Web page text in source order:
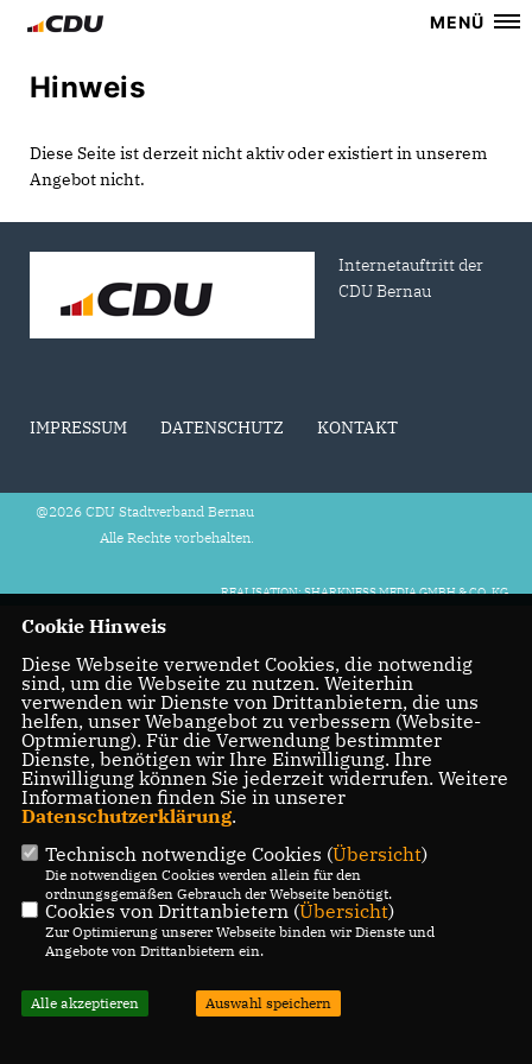
MENÜ
Hinweis
Diese Seite ist derzeit nicht aktiv oder existiert in unserem
Angebot nicht.
Internetauftritt der
CDU Bernau
IMPRESSUM DATENSCHUTZ KONTAKT
@2026 CDU Stadtverband Bernau
Alle Rechte vorbehalten.
REALISATION: SHARKNESS MEDIA GMBH & CO. KG
Cookie Hinweis
Diese Webseite verwendet Cookies, die notwendig
sind, um die Webseite zu nutzen. Weiterhin
verwenden wir Dienste von Drittanbietern, die uns
helfen, unser Webangebot zu verbessern (Website-
Optmierung). Für die Verwendung bestimmter
Dienste, benötigen wir Ihre Einwilligung. Ihre
Einwilligung können Sie jederzeit widerrufen. Weitere
Informationen finden Sie in unserer
Datenschutzerklärung.
Technisch notwendige Cookies (Übersicht)
Die notwendigen Cookies werden allein für den
ordnungsgemäßen Gebrauch der Webseite benötigt.
Cookies von Drittanbietern (Übersicht)
Zur Optimierung unserer Webseite binden wir Dienste und
Angebote von Drittanbietern ein.
Alle akzeptieren Auswahl speichern